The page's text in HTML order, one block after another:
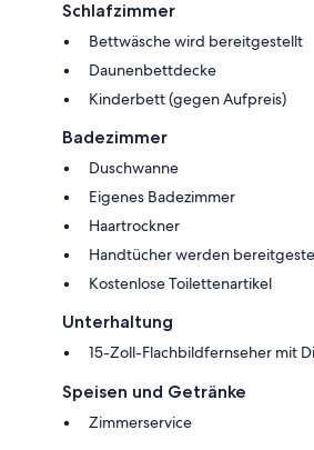
Schlafzimmer
Bettwäsche wird bereitgestellt
Daunenbettdecke
Kinderbett (gegen Aufpreis)
Badezimmer
Duschwanne
Eigenes Badezimmer
Haartrockner
Handtücher werden
Kostenlose Toilettenartikel
Unterhaltung
15-Zoll-Flachbildfernseher mit
Speisen und Getränke
Zimmerservice